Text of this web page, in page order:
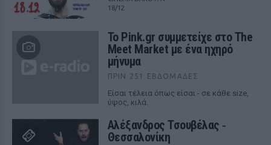
18/12
Το Pink.gr συμμετείχε στο The
Meet Market με ένα ηχηρό
μήνυμα
ΠΡΙΝ 251 ΕΒΔΟΜΆΔΕΣ
Είσαι τέλεια όπως είσαι - σε κάθε size,
ύψος, κιλά.
Αλέξανδρος Τσουβέλας ‑
Θεσσαλονίκη